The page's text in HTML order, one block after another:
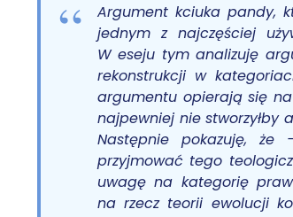
Argument kciuka pandy,
jednym z najczęściej
W eseju tym analizuję
rekonstrukcji w
argumentu opierają się
najpewniej nie stworzyłby
Następnie pokazuję,
przyjmować tego
uwagę na kategorię
na rzecz teorii ewolucji